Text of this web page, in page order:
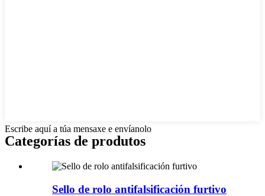
Escribe aquí a túa mensaxe e envíanolo
Categorías de produtos
Sello de rolo antifalsificación furtivo